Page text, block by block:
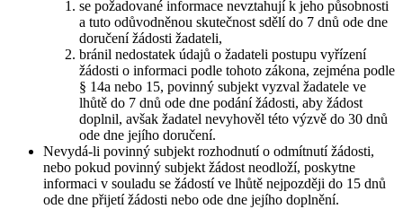
se požadované informace nevztahují k jeho působnosti
a tuto odůvodněnou skutečnost sdělí do 7 dnů ode dne
doručení žádosti žadateli,
bránil nedostatek údajů o žadateli postupu vyřízení
žádosti o informaci podle tohoto zákona, zejména podle
§ 14a nebo 15, povinný subjekt vyzval žadatele ve
lhůtě do 7 dnů ode dne podání žádosti, aby žádost
doplnil, avšak žadatel nevyhověl této výzvě do 30 dnů
ode dne jejího doručení.
Nevydá-li povinný subjekt rozhodnutí o odmítnutí žádosti,
nebo pokud povinný subjekt žádost neodloží, poskytne
informaci v souladu se žádostí ve lhůtě nejpozději do 15 dnů
ode dne přijetí žádosti nebo ode dne jejího doplnění.